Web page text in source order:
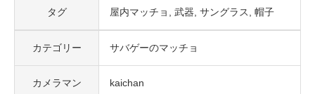
タグ 屋内マッチョ 武器 サングラス 帽子
カテゴリー サバゲーのマッチョ
カメラマン kaichan